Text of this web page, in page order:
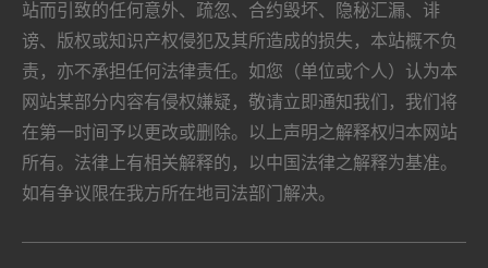
站而引致的任何意外、疏忽、合约毁坏、隐秘汇漏、诽
谤、版权或知识产权侵犯及其所造成的损失，本站概不负
责，亦不承担任何法律责任。如您（单位或个人）认为本
网站某部分内容有侵权嫌疑，敬请立即通知我们，我们将
在第一时间予以更改或删除。以上声明之解释权归本网站
所有。法律上有相关解释的，以中国法律之解释为基准。
如有争议限在我方所在地司法部门解决。